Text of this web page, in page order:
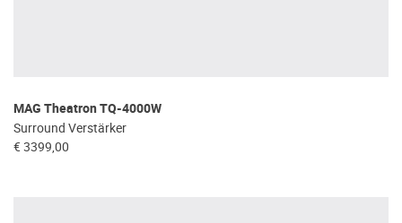
MAG Theatron TQ-4000W
Surround Verstärker
€ 3399,00